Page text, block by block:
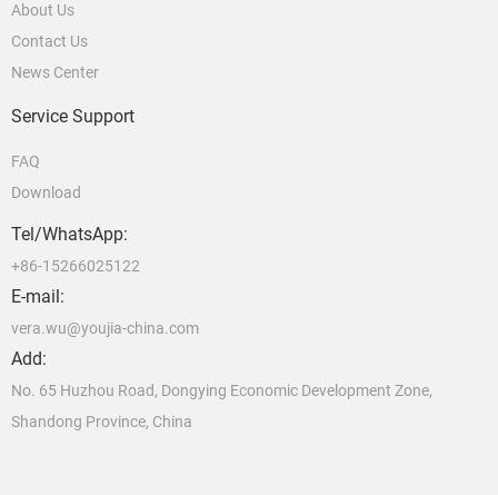
About Us
Contact Us
News Center
Service Support
FAQ
Download
Tel/WhatsApp:
+86-15266025122
E-mail:
vera.wu@youjia-china.com
Add:
No. 65 Huzhou Road, Dongying Economic Development Zone,
Shandong Province, China